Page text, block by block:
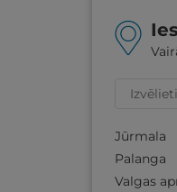
Jūrmala
Palanga
Valgas